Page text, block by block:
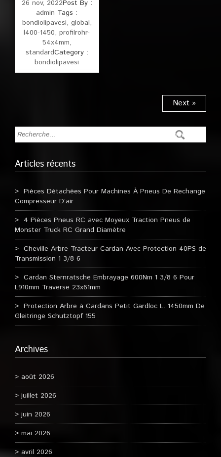
26 nov, 2022Post By :
admin Tags :
bondiolipavesi, global,
l400-1450,profilrohr-
54x4mm,
standardCategory :
bondiolipavesi
Next »
Articles récents
Pièces Détachées Pour Machines À Pneus De Rechange
Compresseur D’air
4 Pièces Pneus RC avec Moyeux Traction Pneus de
Monster Truck RC Grand Diamètre
Cheville Arbre Tracteur Cardan Avec Protection 40PS de
Transmission 1 3/8 6
Cardan Sternratsche Embrayage 600Nm 1 3/8 6 Pour
L910mm Traverse 23x61mm
Protection Arbre à Cardans Petit Gardloc L. 1450mm De
Gleitringe Schutztopf 155
Archives
août 2026
juillet 2026
juin 2026
mai 2026
avril 2026